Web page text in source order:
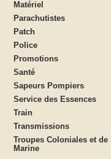
Matériel
Parachutistes
Patch
Police
Promotions
Santé
Sapeurs Pompiers
Service des Essences
Train
Transmissions
Troupes Coloniales et de
Marine